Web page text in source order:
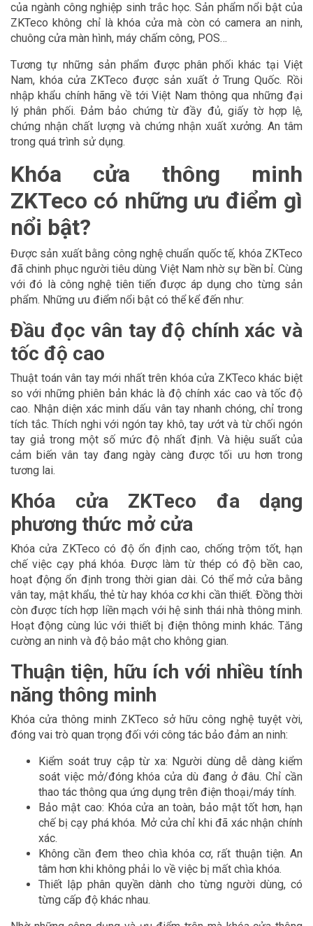
của ngành công nghiệp sinh trắc học. Sản phẩm nổi bật của
ZKTeco không chỉ là khóa cửa mà còn có camera an ninh,
chuông cửa màn hình, máy chấm công, POS…
Tương tự những sản phẩm được phân phối khác tại Việt
Nam, khóa cửa ZKTeco được sản xuất ở Trung Quốc. Rồi
nhập khẩu chính hãng về tới Việt Nam thông qua những đại
lý phân phối. Đảm bảo chứng từ đầy đủ, giấy tờ hợp lệ,
chứng nhận chất lượng và chứng nhận xuất xưởng. An tâm
trong quá trình sử dụng.
Khóa cửa thông minh
ZKTeco có những ưu điểm gì
nổi bật?
Được sản xuất bằng công nghệ chuẩn quốc tế, khóa ZKTeco
đã chinh phục người tiêu dùng Việt Nam nhờ sự bền bỉ. Cùng
với đó là công nghệ tiên tiến được áp dụng cho từng sản
phẩm. Những ưu điểm nổi bật có thể kể đến như:
Đầu đọc vân tay độ chính xác và
tốc độ cao
Thuật toán vân tay mới nhất trên khóa cửa ZKTeco khác biệt
so với những phiên bản khác là độ chính xác cao và tốc độ
cao. Nhận diện xác minh dấu vân tay nhanh chóng, chỉ trong
tích tắc. Thích nghi với ngón tay khô, tay ướt và từ chối ngón
tay giả trong một số mức độ nhất định. Và hiệu suất của
cảm biến vân tay đang ngày càng được tối ưu hơn trong
tương lai.
Khóa cửa ZKTeco đa dạng
phương thức mở cửa
Khóa cửa ZKTeco có độ ổn định cao, chống trộm tốt, hạn
chế việc cạy phá khóa. Được làm từ thép có độ bền cao,
hoạt động ổn định trong thời gian dài. Có thể mở cửa bằng
vân tay, mật khẩu, thẻ từ hay khóa cơ khi cần thiết. Đồng thời
còn được tích hợp liền mạch với hệ sinh thái nhà thông minh.
Hoạt động cùng lúc với thiết bị điện thông minh khác. Tăng
cường an ninh và độ bảo mật cho không gian.
Thuận tiện, hữu ích với nhiều tính
năng thông minh
Khóa cửa thông minh ZKTeco sở hữu công nghệ tuyệt vời,
đóng vai trò quan trọng đối với công tác bảo đảm an ninh:
Kiểm soát truy cập từ xa: Người dùng dễ dàng kiểm
soát việc mở/đóng khóa cửa dù đang ở đâu. Chỉ cần
thao tác thông qua ứng dụng trên điện thoại/máy tính.
Bảo mật cao: Khóa cửa an toàn, bảo mật tốt hơn, hạn
chế bị cạy phá khóa. Mở cửa chỉ khi đã xác nhận chính
xác.
Không cần đem theo chìa khóa cơ, rất thuận tiện. An
tâm hơn khi không phải lo về việc bị mất chìa khóa.
Thiết lập phân quyền dành cho từng người dùng, có
từng cấp độ khác nhau.